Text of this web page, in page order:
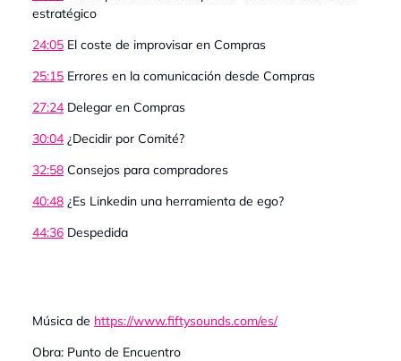
estratégico
24:05 El coste de improvisar en Compras
25:15 Errores en la comunicación desde Compras
27:24 Delegar en Compras
30:04 ¿Decidir por Comité?
32:58 Consejos para compradores
40:48 ¿Es Linkedin una herramienta de ego?
44:36 Despedida
Música de https://www.fiftysounds.com/es/
Obra: Punto de Encuentro